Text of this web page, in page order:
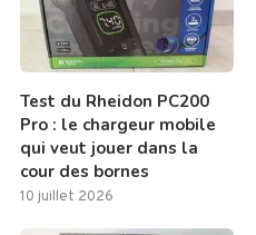
Test du Rheidon PC200
Pro : le chargeur mobile
qui veut jouer dans la
cour des bornes
10 juillet 2026